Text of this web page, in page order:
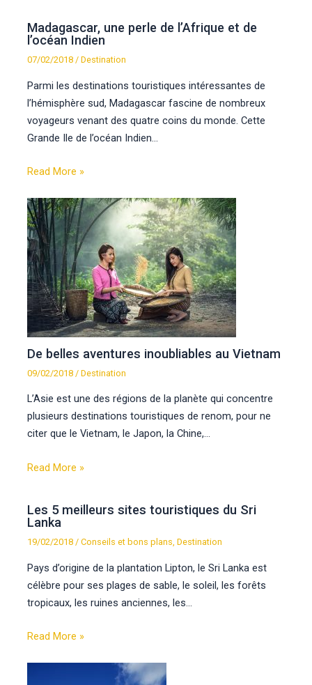
Madagascar, une perle de l’Afrique et de
l’océan Indien
07/02/2018/Destination
Parmi les destinations touristiques intéressantes de
l’hémisphère sud, Madagascar fascine de nombreux
voyageurs venant des quatre coins du monde. Cette
Grande Ile de l’océan Indien…
Read More »
De belles aventures inoubliables au Vietnam
09/02/2018 /Destination
L’Asie est une des régions de la planète qui concentre
plusieurs destinations touristiques de renom, pour ne
citer que le Vietnam, le Japon, la Chine,…
Read More »
Les 5 meilleurs sites touristiques du Sri
Lanka
19/02/2018/Conseils et bons plans,Destination
Pays d’origine de la plantation Lipton, le Sri Lanka est
célèbre pour ses plages de sable, le soleil, les forêts
tropicaux, les ruines anciennes, les…
Read More »